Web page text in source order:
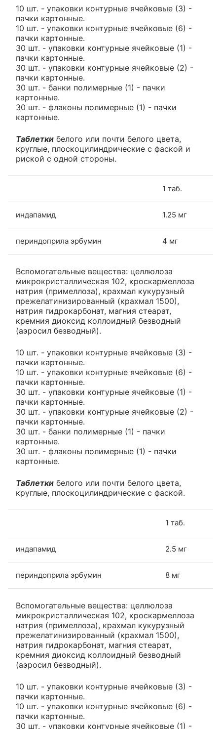
10 шт. - упаковки контурные ячейковые (3) -
пачки картонные.
10 шт. - упаковки контурные ячейковые (6) -
пачки картонные.
30 шт. - упаковки контурные ячейковые (1) -
пачки картонные.
30 шт. - упаковки контурные ячейковые (2) -
пачки картонные.
30 шт. - банки полимерные (1) - пачки
картонные.
30 шт. - флаконы полимерные (1) - пачки
картонные.
Таблетки белого или почти белого цвета,
круглые, плоскоцилиндрические с фаской и
риской с одной стороны.
1 таб.
индапамид 1.25 мг
периндоприла эрбумин 4 мг
Вспомогательные вещества: целлюлоза
микрокристаллическая 102, кроскармеллоза
натрия (примеллоза), крахмал кукурузный
прежелатинизированный (крахмал 1500),
натрия гидрокарбонат, магния стеарат,
кремния диоксид коллоидный безводный
(аэросил безводный).
10 шт. - упаковки контурные ячейковые (3) -
пачки картонные.
10 шт. - упаковки контурные ячейковые (6) -
пачки картонные.
30 шт. - упаковки контурные ячейковые (1) -
пачки картонные.
30 шт. - упаковки контурные ячейковые (2) -
пачки картонные.
30 шт. - банки полимерные (1) - пачки
картонные.
30 шт. - флаконы полимерные (1) - пачки
картонные.
Таблетки белого или почти белого цвета,
круглые, плоскоцилиндрические с фаской.
1 таб.
индапамид 2.5 мг
периндоприла эрбумин 8 мг
Вспомогательные вещества: целлюлоза
микрокристаллическая 102, кроскармеллоза
натрия (примеллоза), крахмал кукурузный
прежелатинизированный (крахмал 1500),
натрия гидрокарбонат, магния стеарат,
кремния диоксид коллоидный безводный
(аэросил безводный).
10 шт. - упаковки контурные ячейковые (3) -
пачки картонные.
10 шт. - упаковки контурные ячейковые (6) -
пачки картонные.
30 шт. - упаковки контурные ячейковые (1) -